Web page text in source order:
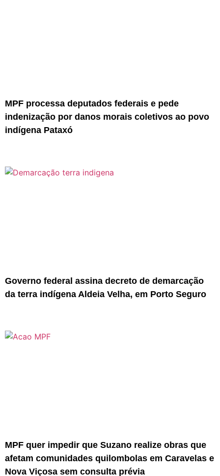
MPF processa deputados federais e pede
indenização por danos morais coletivos ao povo
indígena Pataxó
Governo federal assina decreto de demarcação
da terra indígena Aldeia Velha, em Porto Seguro
MPF quer impedir que Suzano realize obras que
afetam comunidades quilombolas em Caravelas e
Nova Viçosa sem consulta prévia